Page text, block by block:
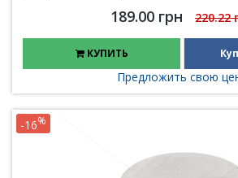
189.00 грн 220.22
КУПИТЬ
Предложить свою
-16%